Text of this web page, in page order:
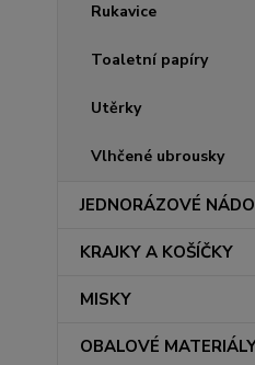
Rukavice
Toaletní papíry
Utěrky
Vlhčené ubrousky
JEDNORÁZOVÉ
KRAJKY A KOŠÍČKY
MISKY
OBALOVÉ